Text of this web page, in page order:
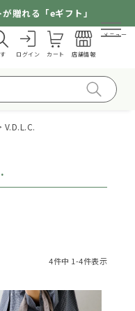
贈れる「eギフト」
ログイン カート 店舗情報
メニュー
V.D.L.C.
4件中 1-4件表示